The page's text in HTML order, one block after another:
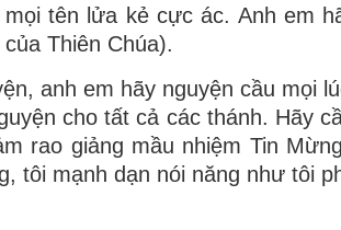
tên lửa kẻ cực ác. Anh em
Thiên Chúa).
anh em hãy nguyện cầu mọi
cho tất cả các thánh. Hãy
rao giảng mầu nhiệm Tin
tôi mạnh dạn nói năng như tôi